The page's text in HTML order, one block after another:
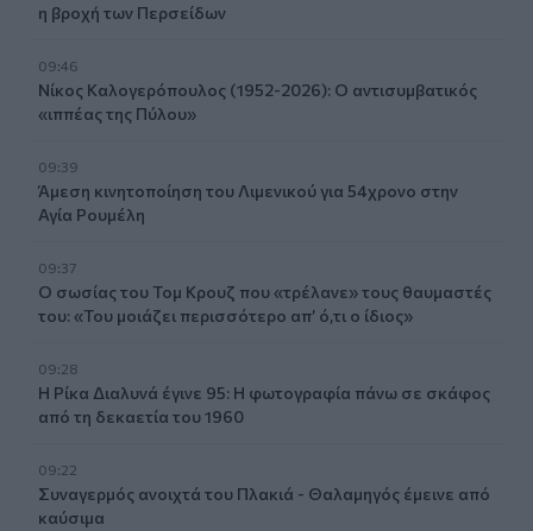
η βροχή των Περσείδων
09:46
Νίκος Καλογερόπουλος (1952-2026): O αντισυμβατικός
«ιππέας της Πύλου»
09:39
Άμεση κινητοποίηση του Λιμενικού για 54χρονο στην
Αγία Ρουμέλη
09:37
Ο σωσίας του Τομ Κρουζ που «τρέλανε» τους θαυμαστές
του: «Του μοιάζει περισσότερο απ’ ό,τι ο ίδιος»
09:28
Η Ρίκα Διαλυνά έγινε 95: Η φωτογραφία πάνω σε σκάφος
από τη δεκαετία του 1960
09:22
Συναγερμός ανοιχτά του Πλακιά - Θαλαμηγός έμεινε από
καύσιμα